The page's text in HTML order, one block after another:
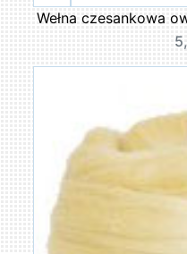
Wełna czesankowa